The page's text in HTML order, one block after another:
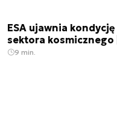
ESA ujawnia
sektora kosmicznego
9 min.